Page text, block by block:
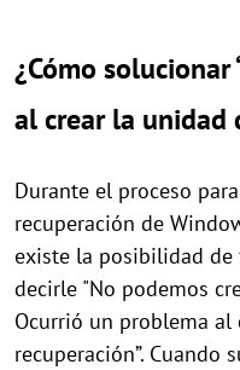
¿Cómo
al crear la unidad
Durante el proceso
recuperación de
existe la posibilidad de
decirle "No podemos
Ocurrió un problema al
recuperación”. Cuando